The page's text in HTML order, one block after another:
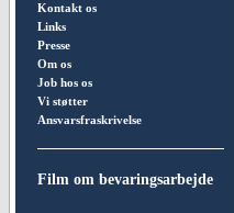
Kontakt os
Links
Presse
Om os
Job hos os
Vi støtter
Ansvarsfraskrivelse
Film om bevaringsarbejde